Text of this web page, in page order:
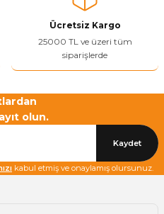
olmalı.
Gönder
Ücretsiz Kargo
25000 TL ve üzeri tüm
siparişlerde
olun.
Kaydet
kabul etmiş ve onaylamış olursunuz.